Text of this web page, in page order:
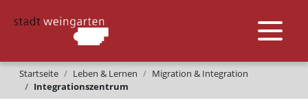
Startseite Leben & Lernen
Migration & Integration
Integrationszentrum